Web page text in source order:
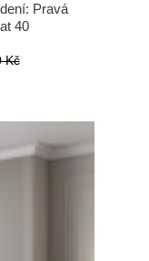
Pravá
40
Kč